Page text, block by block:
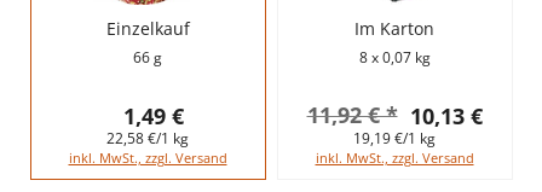
Einzelkauf
66 g
1,49 €
22,58 €/1 kg
inkl. MwSt., zzgl. Versand
Im Karton
8 x 0,07 kg
10,13 €
11,92 € *
19,19 €/1 kg
inkl. MwSt., zzgl. Versand